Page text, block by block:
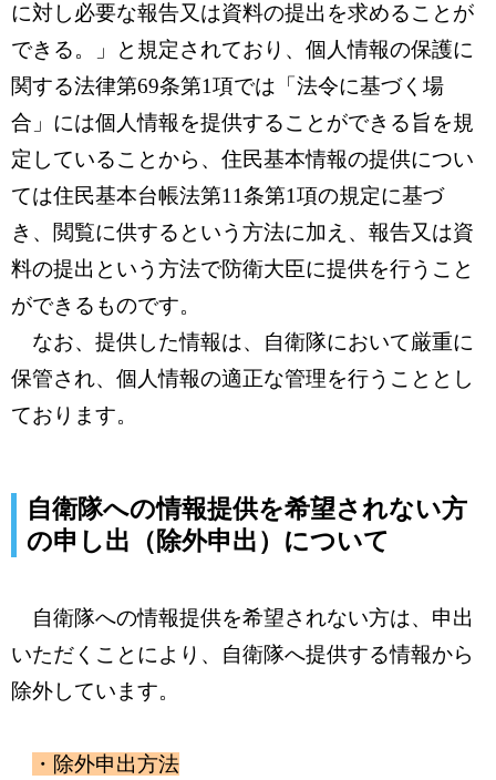
に対し必要な報告又は資料の提出を求めることが
できる。」と規定されており、個人情報の保護に
関する法律第69条第1項では「法令に基づく場
合」には個人情報を提供することができる旨を規
定していることから、住民基本情報の提供につい
ては住民基本台帳法第11条第1項の規定に基づ
き、閲覧に供するという方法に加え、報告又は資
料の提出という方法で防衛大臣に提供を行うこと
ができるものです。
なお、提供した情報は、自衛隊において厳重に
保管され、個人情報の適正な管理を行うこととし
ております。
自衛隊への情報提供を希望されない方
の申し出（除外申出）について
自衛隊への情報提供を希望されない方は、申出
いただくことにより、自衛隊へ提供する情報から
除外しています。
・除外申出方法